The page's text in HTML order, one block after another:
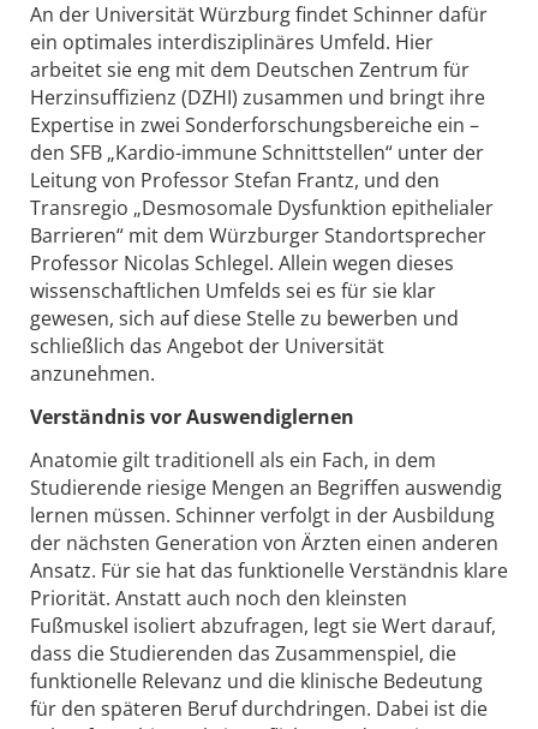
An der Universität Würzburg findet Schinner dafür
ein optimales interdisziplinäres Umfeld. Hier
arbeitet sie eng mit dem Deutschen Zentrum für
Herzinsuffizienz (DZHI) zusammen und bringt ihre
Expertise in zwei Sonderforschungsbereiche ein –
den SFB „Kardio-immune Schnittstellen“ unter der
Leitung von Professor Stefan Frantz, und den
Transregio „Desmosomale Dysfunktion epithelialer
Barrieren“ mit dem Würzburger Standortsprecher
Professor Nicolas Schlegel. Allein wegen dieses
wissenschaftlichen Umfelds sei es für sie klar
gewesen, sich auf diese Stelle zu bewerben und
schließlich das Angebot der Universität
anzunehmen.
Verständnis vor Auswendiglernen
Anatomie gilt traditionell als ein Fach, in dem
Studierende riesige Mengen an Begriffen auswendig
lernen müssen. Schinner verfolgt in der Ausbildung
der nächsten Generation von Ärzten einen anderen
Ansatz. Für sie hat das funktionelle Verständnis klare
Priorität. Anstatt auch noch den kleinsten
Fußmuskel isoliert abzufragen, legt sie Wert darauf,
dass die Studierenden das Zusammenspiel, die
funktionelle Relevanz und die klinische Bedeutung
für den späteren Beruf durchdringen. Dabei ist die